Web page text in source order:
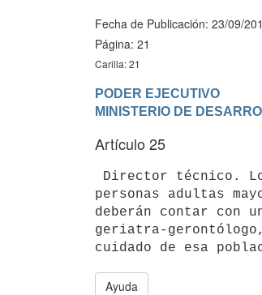
Fecha de Publicación: 23/09/
Página: 21
Carilla: 21
PODER EJECUTIVO
Artículo 25
personas adultas
deberán contar con
geriatra-
Ayuda